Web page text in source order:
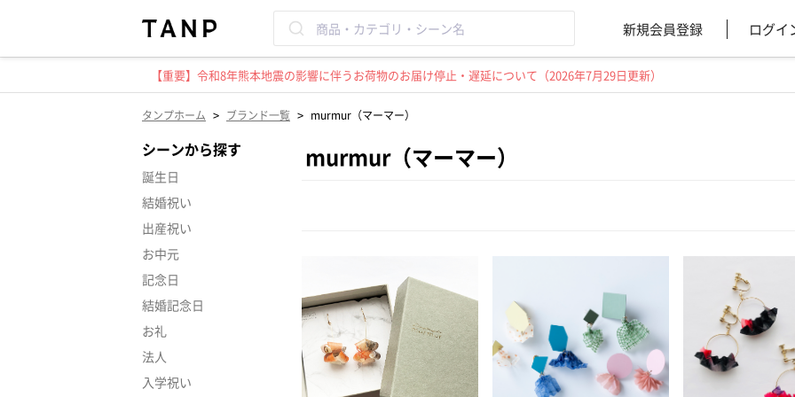
新規会員登録 ログイ
【重要】令和8年熊本地震の影響に伴うお荷物のお届け停止・遅延について（2026年7月29日更新）
タンプホーム > ブランド一覧 > murmur（マーマー）
シーンから探す
誕生日
結婚祝い
出産祝い
お中元
記念日
結婚記念日
お礼
法人
入学祝い
murmur（マーマー）